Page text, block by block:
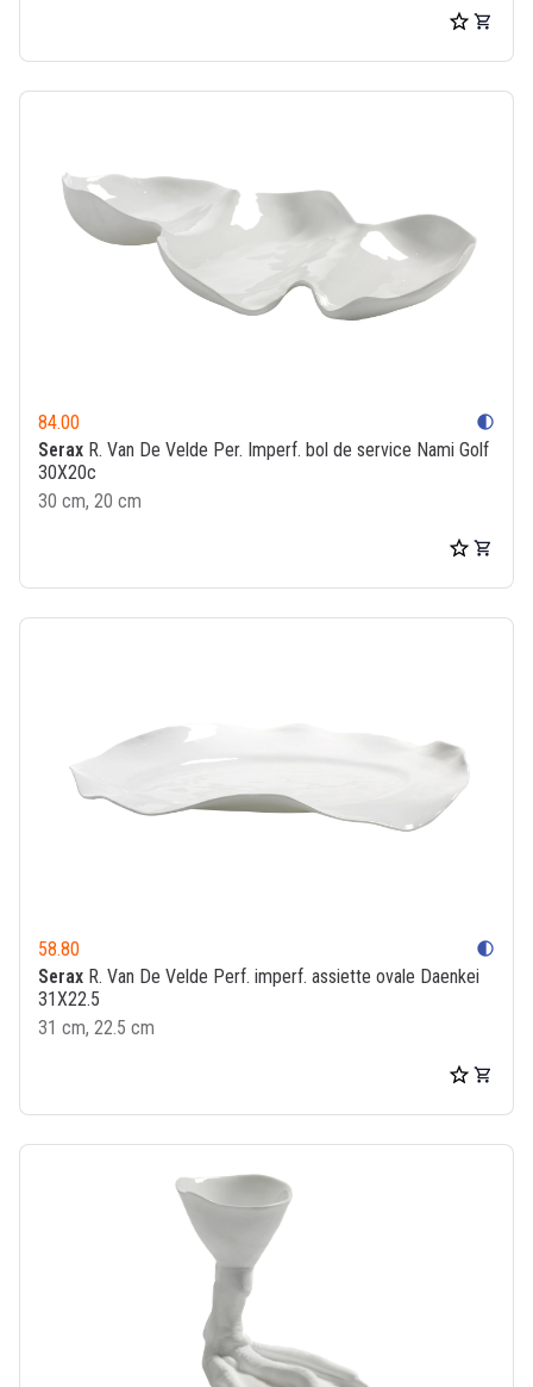
84.00 contrast
Serax R. Van De Velde Per. Imperf. bol de service Nami Golf
30X20c
30 cm, 20 cm
58.80 contrast
Serax R. Van De Velde Perf. imperf. assiette ovale Daenkei
31X22.5
31 cm, 22.5 cm